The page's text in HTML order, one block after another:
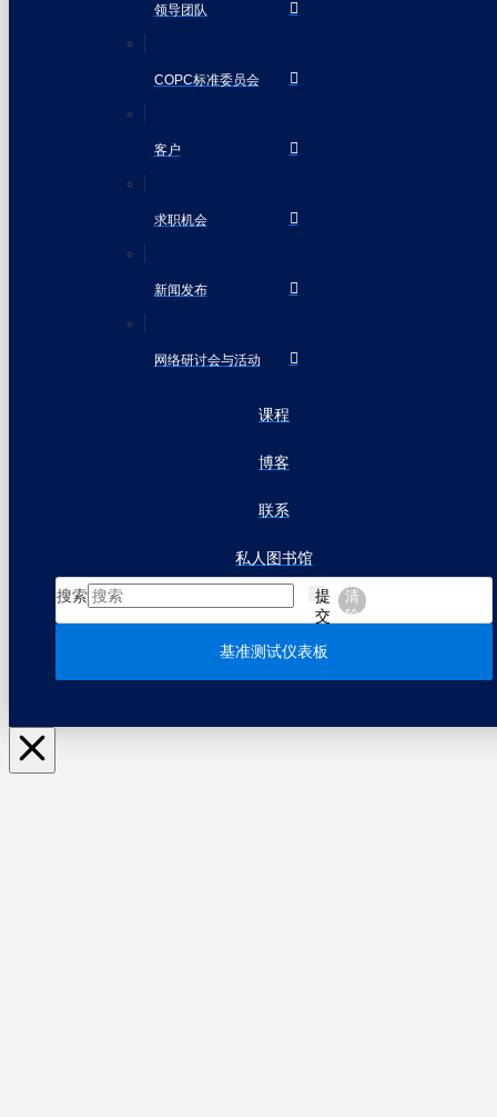
领导团队
COPC标准委员会
客户
求职机会
新闻发布
网络研讨会与活动
课程
博客
联系
私人图书馆
搜索
提
交
清
除
基准测试仪表板